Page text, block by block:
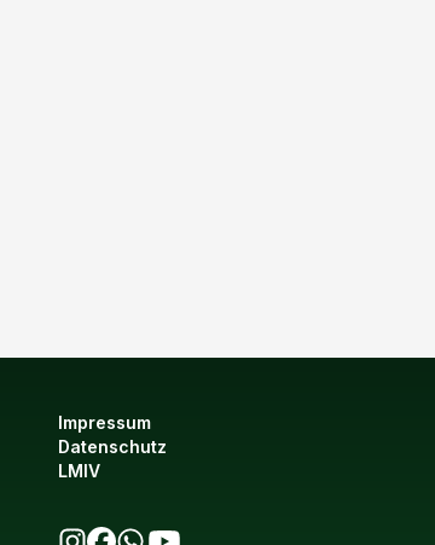
Impressum
Datenschutz
LMIV